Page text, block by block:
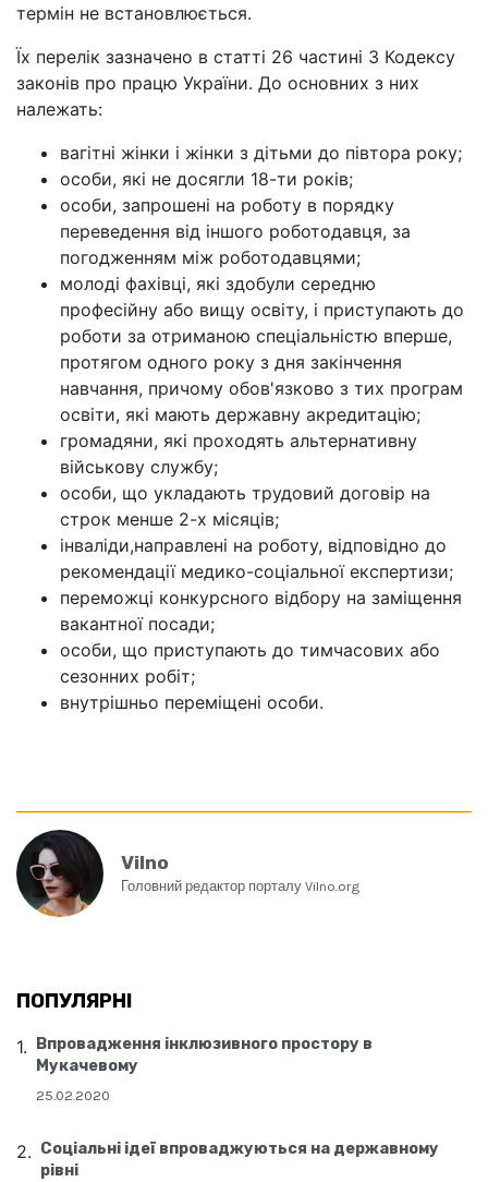
термін не встановлюється.
Їх перелік зазначено в статті 26 частині 3 Кодексу
законів про працю України. До основних з них
належать:
вагітні жінки і жінки з дітьми до півтора року;
особи, які не досягли 18-ти років;
особи, запрошені на роботу в порядку
переведення від іншого роботодавця, за
погодженням між роботодавцями;
молоді фахівці, які здобули середню
професійну або вищу освіту, і приступають до
роботи за отриманою спеціальністю вперше,
протягом одного року з дня закінчення
навчання, причому обов'язково з тих програм
освіти, які мають державну акредитацію;
громадяни, які проходять альтернативну
військову службу;
особи, що укладають трудовий договір на
строк менше 2-х місяців;
інваліди,направлені на роботу, відповідно до
рекомендації медико-соціальної експертизи;
переможці конкурсного відбору на заміщення
вакантної посади;
особи, що приступають до тимчасових або
сезонних робіт;
внутрішньо переміщені особи.
Vilno
Головний редактор порталу Vilno.org
ПОПУЛЯРНІ
Впровадження інклюзивного простору в
Мукачевому
25.02.2020
Соціальні ідеї впроваджуються на державному
рівні